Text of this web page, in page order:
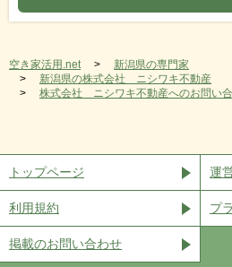
空き家活用.net
新潟県の専門家
新潟県の株式会社 ニシワキ不動産
株式会社 ニシワキ不動産へのお問い
トップページ 運
利用規約 プ
掲載のお問い合わせ